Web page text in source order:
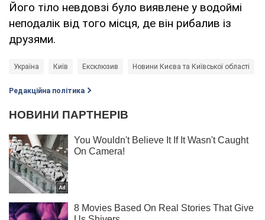
Його тіло невдовзі було виявлене у водоймі
неподалік від того місця, де він рибалив із
друзями.
Україна Київ Ексклюзив Новини Києва та Київської області
Редакційна політика